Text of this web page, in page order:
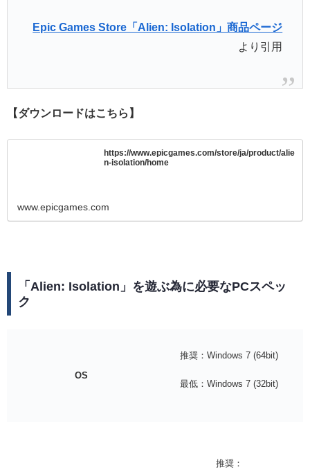
Epic Games Store「Alien: Isolation」商品ページ
より引用
【ダウンロードはこちら】
https://www.epicgames.com/store/ja/product/alie
n-isolation/home
www.epicgames.com
「Alien: Isolation」を遊ぶ為に必要なPCスペッ
ク
OS
推奨：Windows 7 (64bit)
最低：Windows 7 (32bit)
推奨：